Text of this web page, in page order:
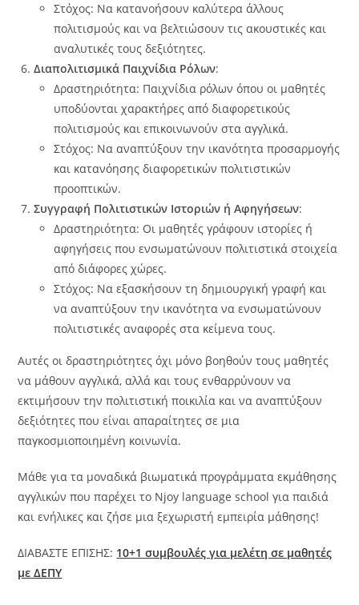
Στόχος: Να κατανοήσουν καλύτερα άλλους
πολιτισμούς και να βελτιώσουν τις ακουστικές και
αναλυτικές τους δεξιότητες.
Διαπολιτισμικά Παιχνίδια Ρόλων:
Δραστηριότητα: Παιχνίδια ρόλων όπου οι μαθητές
υποδύονται χαρακτήρες από διαφορετικούς
πολιτισμούς και επικοινωνούν στα αγγλικά.
Στόχος: Να αναπτύξουν την ικανότητα προσαρμογής
και κατανόησης διαφορετικών πολιτιστικών
προοπτικών.
Συγγραφή Πολιτιστικών Ιστοριών ή Αφηγήσεων:
Δραστηριότητα: Οι μαθητές γράφουν ιστορίες ή
αφηγήσεις που ενσωματώνουν πολιτιστικά στοιχεία
από διάφορες χώρες.
Στόχος: Να εξασκήσουν τη δημιουργική γραφή και
να αναπτύξουν την ικανότητα να ενσωματώνουν
πολιτιστικές αναφορές στα κείμενα τους.
Αυτές οι δραστηριότητες όχι μόνο βοηθούν τους μαθητές
να μάθουν αγγλικά, αλλά και τους ενθαρρύνουν να
εκτιμήσουν την πολιτιστική ποικιλία και να αναπτύξουν
δεξιότητες που είναι απαραίτητες σε μια
παγκοσμιοποιημένη κοινωνία.
Μάθε για τα μοναδικά βιωματικά προγράμματα εκμάθησης
αγγλικών που παρέχει το Njoy language school για παιδιά
και ενήλικες και ζήσε μια ξεχωριστή εμπειρία μάθησης!
ΔΙΑΒΑΣΤΕ ΕΠΙΣΗΣ: 10+1 συμβουλές για μελέτη σε μαθητές
με ΔΕΠΥ